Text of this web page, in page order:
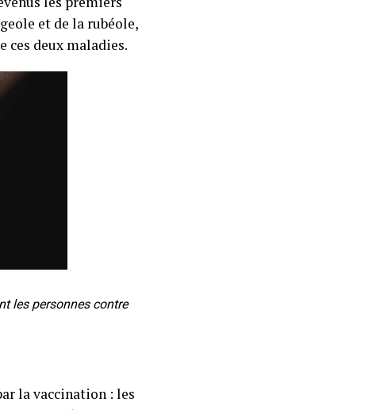
et de la rubéole,
ces deux maladies.
les personnes contre
la vaccination : les